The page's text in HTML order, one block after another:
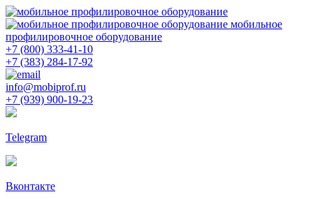
мобильное
профилировочное оборудование
+7 (800) 333-41-10
+7 (383) 284-17-92
info@mobiprof.ru
+7 (939) 900-19-23
Telegram
Вконтакте